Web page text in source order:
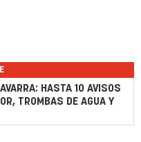
HASTA 10 AVISOS
TROMBAS DE AGUA Y